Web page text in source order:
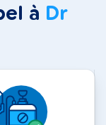
à Dr